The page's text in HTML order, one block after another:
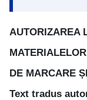
AUTORIZAREA
DE MARCARE
Text tradus